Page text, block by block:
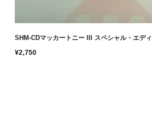
SHM-CDマッカートニー III スペシャル・エデ
通
¥2,750